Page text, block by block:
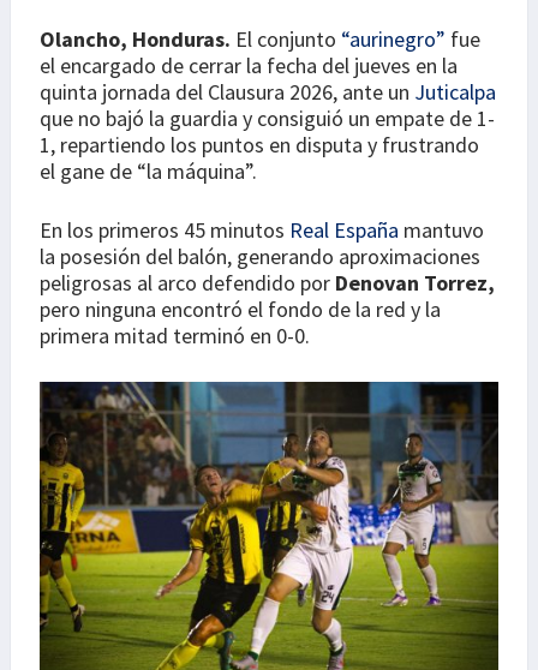
Olancho, Honduras. El conjunto “aurinegro” fue
el encargado de cerrar la fecha del jueves en la
quinta jornada del Clausura 2026, ante un Juticalpa
que no bajó la guardia y consiguió un empate de 1-
1, repartiendo los puntos en disputa y frustrando
el gane de “la máquina”.
En los primeros 45 minutos Real España mantuvo
la posesión del balón, generando aproximaciones
peligrosas al arco defendido por Denovan Torrez,
pero ninguna encontró el fondo de la red y la
primera mitad terminó en 0-0.